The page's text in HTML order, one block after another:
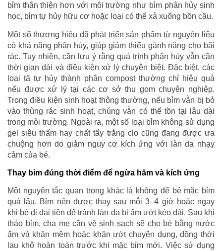
bỉm thân thiện hơn với môi trường như bỉm phân hủy sinh
học, bỉm tự hủy hữu cơ hoặc loại có thể xả xuống bồn cầu.
Một số thương hiệu đã phát triển sản phẩm từ nguyên liệu
có khả năng phân hủy, giúp giảm thiểu gánh nặng cho bãi
rác. Tuy nhiên, cần lưu ý rằng quá trình phân hủy vẫn cần
thời gian dài và điều kiện xử lý chuyên biệt. Đặc biệt, các
loại tã tự hủy thành phân compost thường chỉ hiệu quả
nếu được xử lý tại các cơ sở thu gom chuyên nghiệp.
Trong điều kiện sinh hoạt thông thường, nếu bỉm vẫn bị bỏ
vào thùng rác sinh hoạt, chúng vẫn có thể tồn tại lâu dài
trong môi trường. Ngoài ra, một số loại bỉm không sử dụng
gel siêu thấm hay chất tẩy trắng clo cũng đang được ưa
chuộng hơn do giảm nguy cơ kích ứng với làn da nhạy
cảm của bé.
Thay bỉm đúng thời điểm để ngừa hăm và kích ứng
Một nguyên tắc quan trọng khác là không để bé mặc bỉm
quá lâu. Bỉm nên được thay sau mỗi 3–4 giờ hoặc ngay
khi bé đi đại tiện để tránh làn da bị ẩm ướt kéo dài. Sau khi
tháo bỉm, cha mẹ cần vệ sinh sạch sẽ cho bé bằng nước
ấm và khăn mềm hoặc khăn ướt chuyên dụng, đồng thời
lau khô hoàn toàn trước khi mặc bỉm mới. Việc sử dụng